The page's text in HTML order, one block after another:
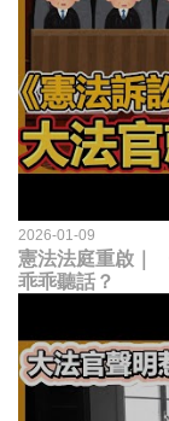
2026-01-09
憲法法庭重啟｜
乖乖聽話？